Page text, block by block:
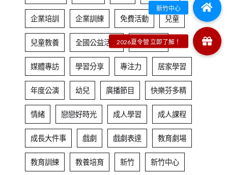
企業培訓 企業訓練 免費活動 兒童
兒童教養 全國公益活動 台北中心
媒體專訪 學習分享 專注力 居家學習
年度公演 幼兒 廣播節目 快樂芬多精
情緒 戀戀好時光 成人學習 成人課程
成長大件事 戲劇 戲劇表達 教育劇場
教育訓練 教養培育 新竹 新竹中心